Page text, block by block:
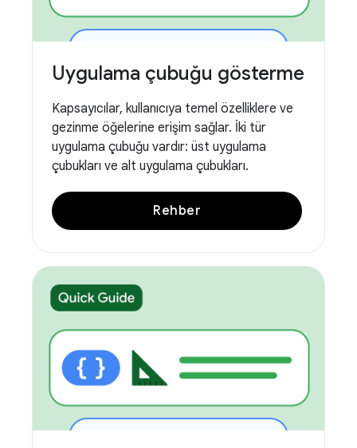
Uygulama çubuğu gösterme
Kapsayıcılar, kullanıcıya temel özelliklere ve
gezinme öğelerine erişim sağlar. İki tür
uygulama çubuğu vardır: üst uygulama
çubukları ve alt uygulama çubukları.
Rehber